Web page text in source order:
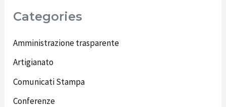
Categories
Amministrazione trasparente
Artigianato
Comunicati Stampa
Conferenze